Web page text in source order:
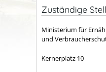
Zuständige
Ministerium für
und
Kernerplatz 10